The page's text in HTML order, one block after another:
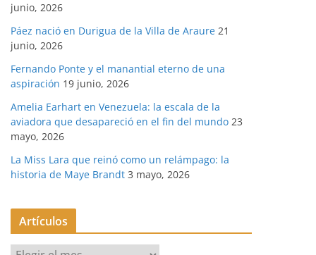
junio, 2026
Páez nació en Durigua de la Villa de Araure 21
junio, 2026
Fernando Ponte y el manantial eterno de una
aspiración 19 junio, 2026
Amelia Earhart en Venezuela: la escala de la
aviadora que desapareció en el fin del mundo 23
mayo, 2026
La Miss Lara que reinó como un relámpago: la
historia de Maye Brandt 3 mayo, 2026
Artículos